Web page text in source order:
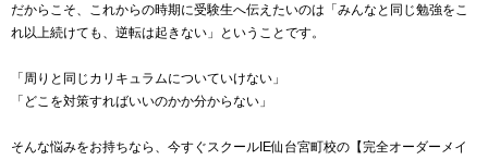
だからこそ、これからの時期に受験生へ伝えたいのは「みんなと同じ勉強をこ
れ以上続けても、逆転は起きない」ということです。
「周りと同じカリキュラムについていけない」
「どこを対策すればいいのかか分からない」
そんな悩みをお持ちなら、今すぐスクールIE仙台宮町校の【完全オーダーメイ